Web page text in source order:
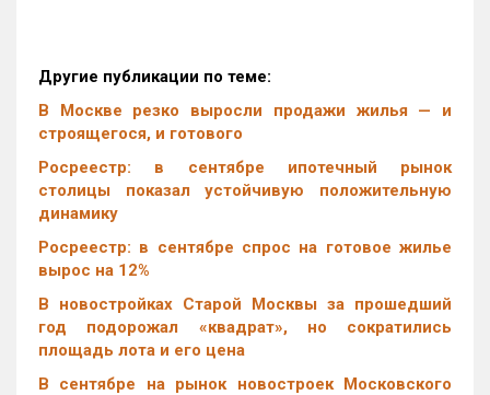
Другие публикации по теме:
В Москве резко выросли продажи жилья — и
строящегося, и готового
Росреестр: в сентябре ипотечный рынок
столицы показал устойчивую положительную
динамику
Росреестр: в сентябре спрос на готовое жилье
вырос на 12%
В новостройках Старой Москвы за прошедший
год подорожал «квадрат», но сократились
площадь лота и его цена
В сентябре на рынок новостроек Московского